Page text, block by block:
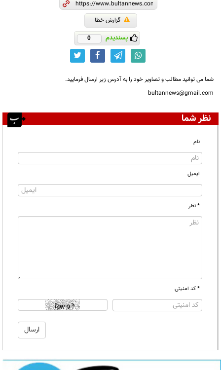
گزارش خطا
پسندیدم 0
شما می توانید مطالب و تصاویر خود را به آدرس زیر ارسال فرمایید.
bultannews@gmail.com
نظر شما
نام
ایمیل
* نظر
* کد امنیتی